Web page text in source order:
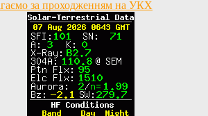
за проходженням на УКХ